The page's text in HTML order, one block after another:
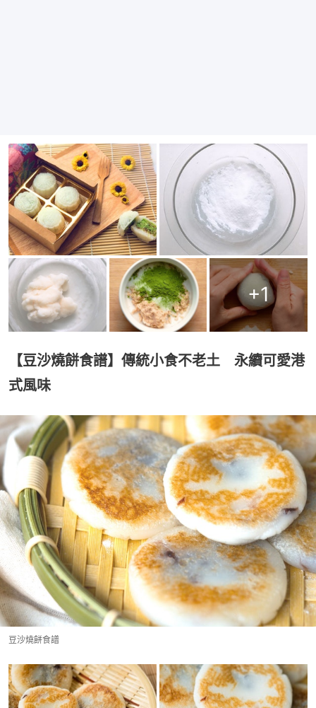
+1
【豆沙燒餅食譜】傳統小食不老土 永續可愛港
式風味
豆沙燒餅食譜